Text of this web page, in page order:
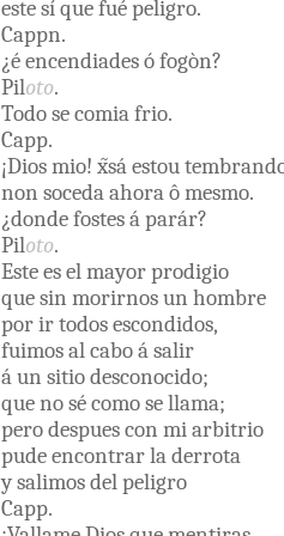
estesíquefuépeligro.
Cappn.
¿éencendiadesófogòn?
Piloto.
Todosecomiafrio.
Capp.
¡Diosmio! x̃sáestou
non socedaahoraômesmo.
¿dondefostesáparár?
Piloto.
Esteeselmayorprodigio
quesin morirnosun hombre
porirtodosescondidos,
fuimosalcaboásalir
áun sitiodesconocido;
quenosécomosellama;
perodespuescon miarbitrio
pudeencontrarladerrota
ysalimosdelpeligro
Capp.